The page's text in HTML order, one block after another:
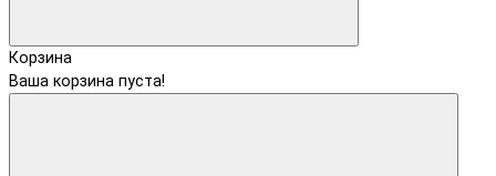
Корзина
Ваша корзина пуста!